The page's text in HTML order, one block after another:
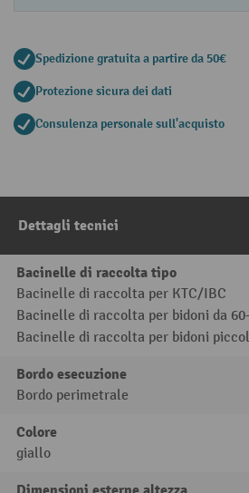
Spedizione gratuita a partire da 50€
Protezione sicura dei dati
Consulenza personale sull'acquisto
Dettagli tecnici
Bacinelle di raccolta tipo
Bacinelle di raccolta per KTC/IBC
Bacinelle di raccolta per bidoni da
Bacinelle di raccolta per bidoni
Bordo esecuzione
Bordo perimetrale
Colore
giallo